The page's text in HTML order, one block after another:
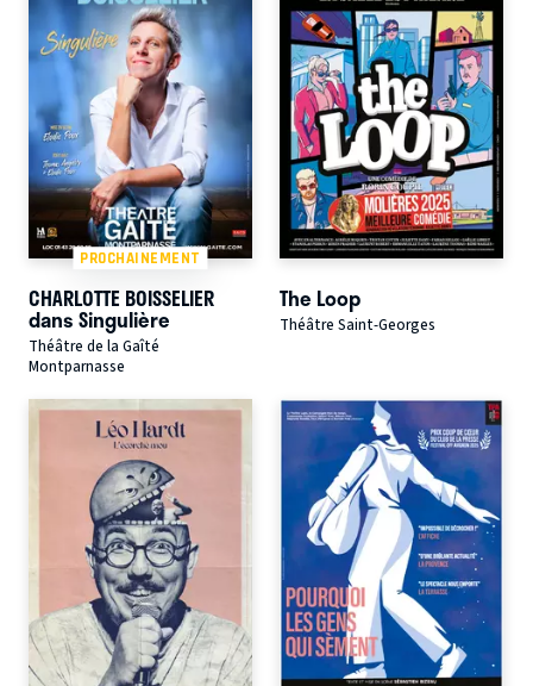
PROCHAINEMENT
CHARLOTTE BOISSELIER
dans Singulière
Théâtre de la Gaîté
Montparnasse
The Loop
Théâtre Saint-Georges